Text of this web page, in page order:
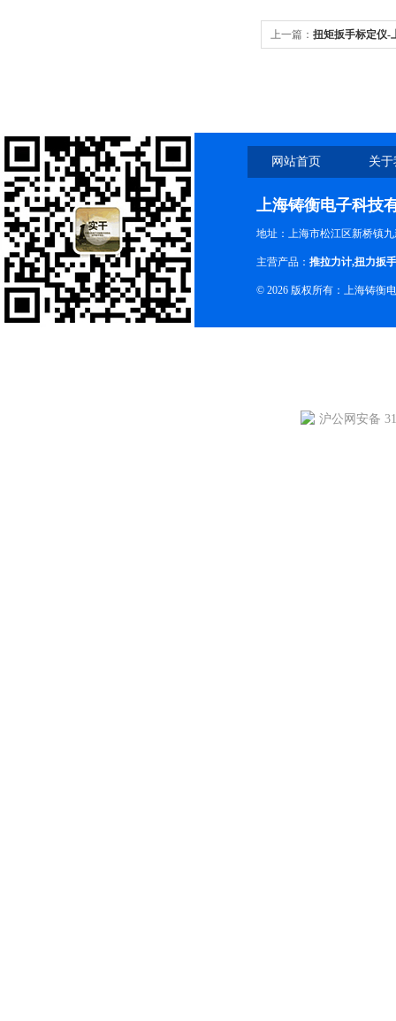
上一篇： 扭矩扳手标定仪-
网站首页 关
上海铸衡电子科技
地址：上海市松江区新桥镇
主营产品： 推拉力计,扭力扳手
© 2026 版权所有：上海铸衡
沪公网安备